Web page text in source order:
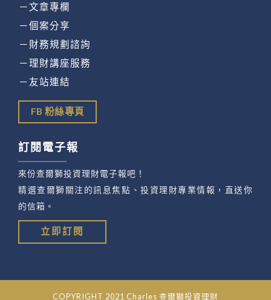
－文章專欄
－個案分享
－財務規劃諮詢
－理財講座服務
－友站連結
FB 粉絲專頁
訂閱電子報
來份查爾獅投資理財電子報吧！
精選查爾獅關注的訊息焦點、投資理財專業情報，直送你
的信箱。
立即訂閱
COPYRIGHT 2021 Charles 查爾獅投資理財